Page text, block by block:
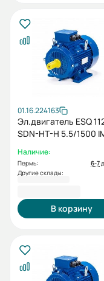
01.16.224163
Эл.двигатель ESQ
Наличие:
Пермь:
6-7
Другие склады:
В корзину